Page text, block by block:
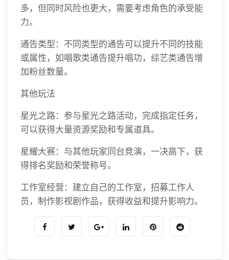
多，但同时风险也更大，需要考虑角色的承受能
力。
通告类型：不同类型的通告可以提升不同的技能
或属性，如唱歌类通告提升唱功，综艺类通告增
加粉丝数量。
其他玩法
星光之路：参与星光之路活动，完成指定任务，
可以获得大量资源奖励和专属道具。
星耀大赛：与其他玩家同台竞演，一决高下，获
得排名奖励和荣誉称号。
工作室经营：建立自己的工作室，招募工作人
员，制作影视剧作品，获得收益和提升影响力。